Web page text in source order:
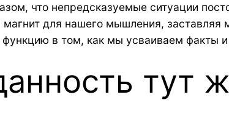
что непредсказуемые ситуации
для нашего мышления, заставляя
в том, как мы усваиваем факты
тут